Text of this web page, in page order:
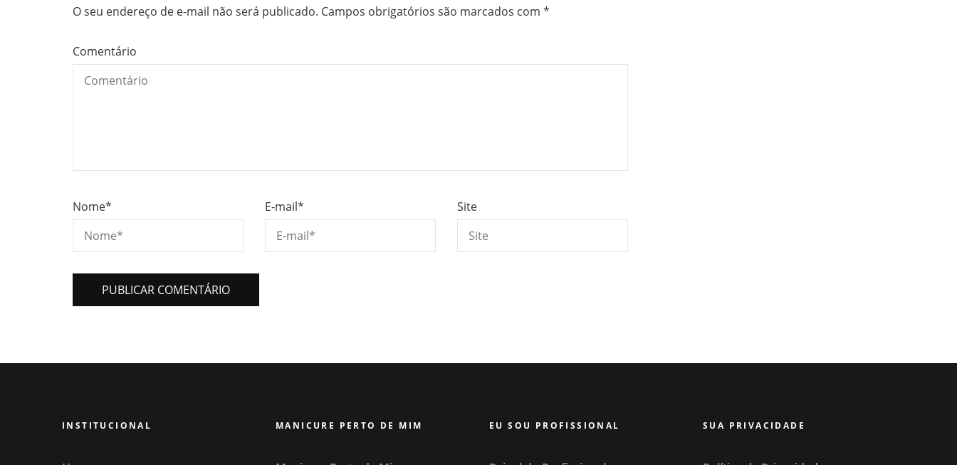
O seu endereço de e-mail não será publicado. Campos obrigatórios são marcados com *
Comentário
Nome* E-mail* Site
INSTITUCIONAL MANICURE PERTO DE MIM EU SOU PROFISSIONAL SUA PRIVACIDADE